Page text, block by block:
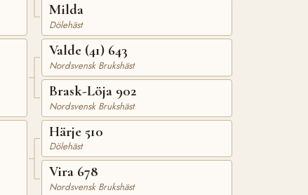
Milda
Dölehäst
Valde (41) 643
Nordsvensk Brukshäst
Brask-Löja 902
Nordsvensk Brukshäst
Härje 510
Dölehäst
Vira 678
Nordsvensk Brukshäst